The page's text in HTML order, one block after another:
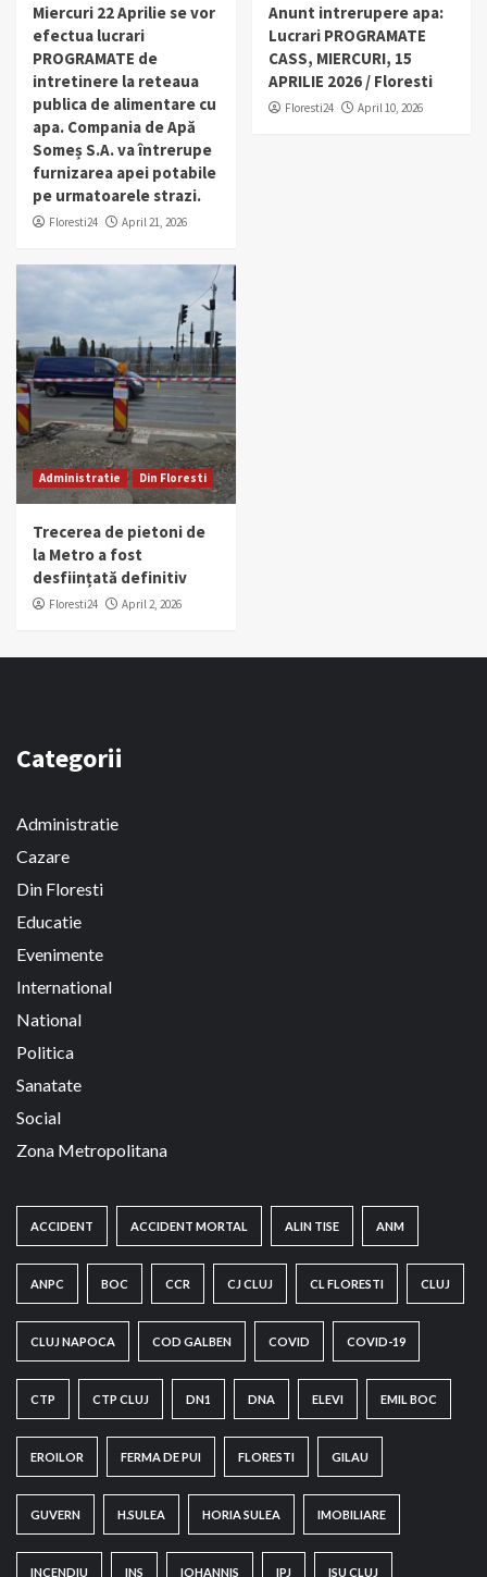
Miercuri 22 Aprilie se vor
efectua lucrari
PROGRAMATE de
intretinere la reteaua
publica de alimentare cu
apa. Compania de Apă
Someș S.A. va întrerupe
furnizarea apei potabile
pe urmatoarele strazi.
Floresti24 April 21, 2026
Anunt intrerupere apa:
Lucrari PROGRAMATE
CASS, MIERCURI, 15
APRILIE 2026 / Floresti
Floresti24 April 10, 2026
Administratie Din Floresti
Trecerea de pietoni de
la Metro a fost
desființată definitiv
Floresti24 April 2, 2026
Categorii
Administratie
Cazare
Din Floresti
Educatie
Evenimente
International
National
Politica
Sanatate
Social
Zona Metropolitana
ACCIDENT ACCIDENT MORTAL ALIN TISE ANM
ANPC BOC CCR CJ CLUJ CL FLORESTI CLUJ
CLUJ NAPOCA COD GALBEN COVID COVID-19
CTP CTP CLUJ DN1 DNA ELEVI EMIL BOC
EROILOR FERMA DE PUI FLORESTI GILAU
GUVERN H.SULEA HORIA SULEA IMOBILIARE
INCENDIU INS IOHANNIS IPJ ISU CLUJ